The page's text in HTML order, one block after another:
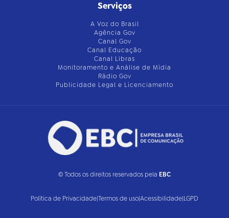
Serviços
A Voz do Brasil
Agência Gov
Canal Gov
Canal Educação
Canal Libras
Monitoramento e Análise de Mídia
Rádio Gov
Publicidade Legal e Licenciamento
© Todos os direitos reservados pela EBC
Política de Privacidade|Termos de uso|Acessibilidade|LGPD